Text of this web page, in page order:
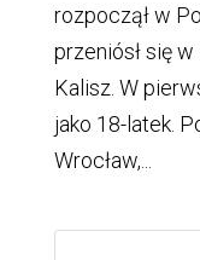
rozpoczął w
przeniósł się w
Kalisz. W
jako 18-latek.
Wrocław,...